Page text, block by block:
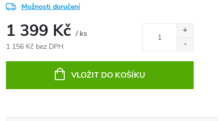
Možnosti doručení
1 399 Kč / ks
1 156 Kč bez DPH
VLOŽIT DO KOŠÍKU